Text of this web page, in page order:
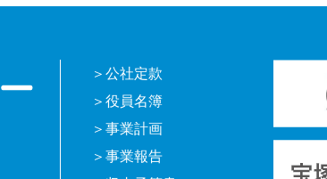
公社定款
役員名簿
事業計画
事業報告